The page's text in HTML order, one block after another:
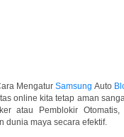
MengaturSamsung Auto
online kita tetap aman
atau Pemblokir
dunia maya secara efektif.